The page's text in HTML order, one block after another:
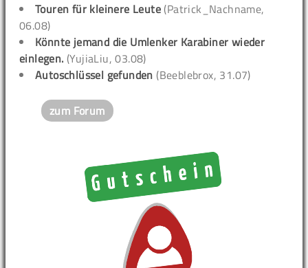
Touren für kleinere Leute (Patrick_Nachname,
06.08)
Könnte jemand die Umlenker Karabiner wieder
einlegen. (YujiaLiu, 03.08)
Autoschlüssel gefunden (Beeblebrox, 31.07)
zum Forum